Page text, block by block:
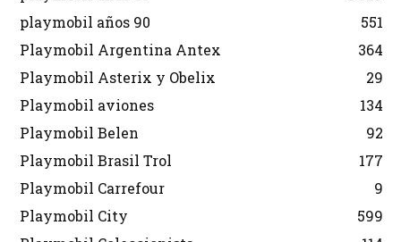
playmobil años 90
551
Playmobil Argentina Antex
364
Playmobil Asterix y Obelix
29
Playmobil aviones
134
Playmobil Belen
92
Playmobil Brasil Trol
177
Playmobil Carrefour
9
Playmobil City
599